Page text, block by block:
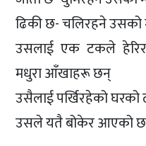
ढिकी छ- चलिरहने
उसलाई एक टकले
मधुरा आँखाहरू छन्
उसैलाई पर्खिरहेको घरको
उसले यतै बोकेर आएको छ